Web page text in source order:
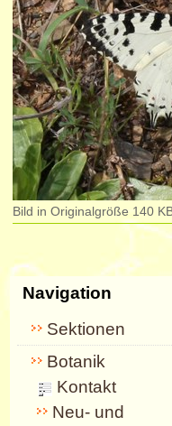
Bild in Originalgröße 140
Navigation
Sektionen
Botanik
Kontakt
Neu- und